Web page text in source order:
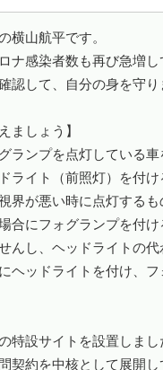
横山航平です。
ナ感染者数も再び急増
認して、自分の身を守り
ましょう】
ランプを点灯している
ライト（前照灯）を付
界が悪い時に点灯する
合にフォグランプを付
んし、ヘッドライトの
ヘッドライトを付け、
特設サイトを設置しまし
契約を中核として展開し